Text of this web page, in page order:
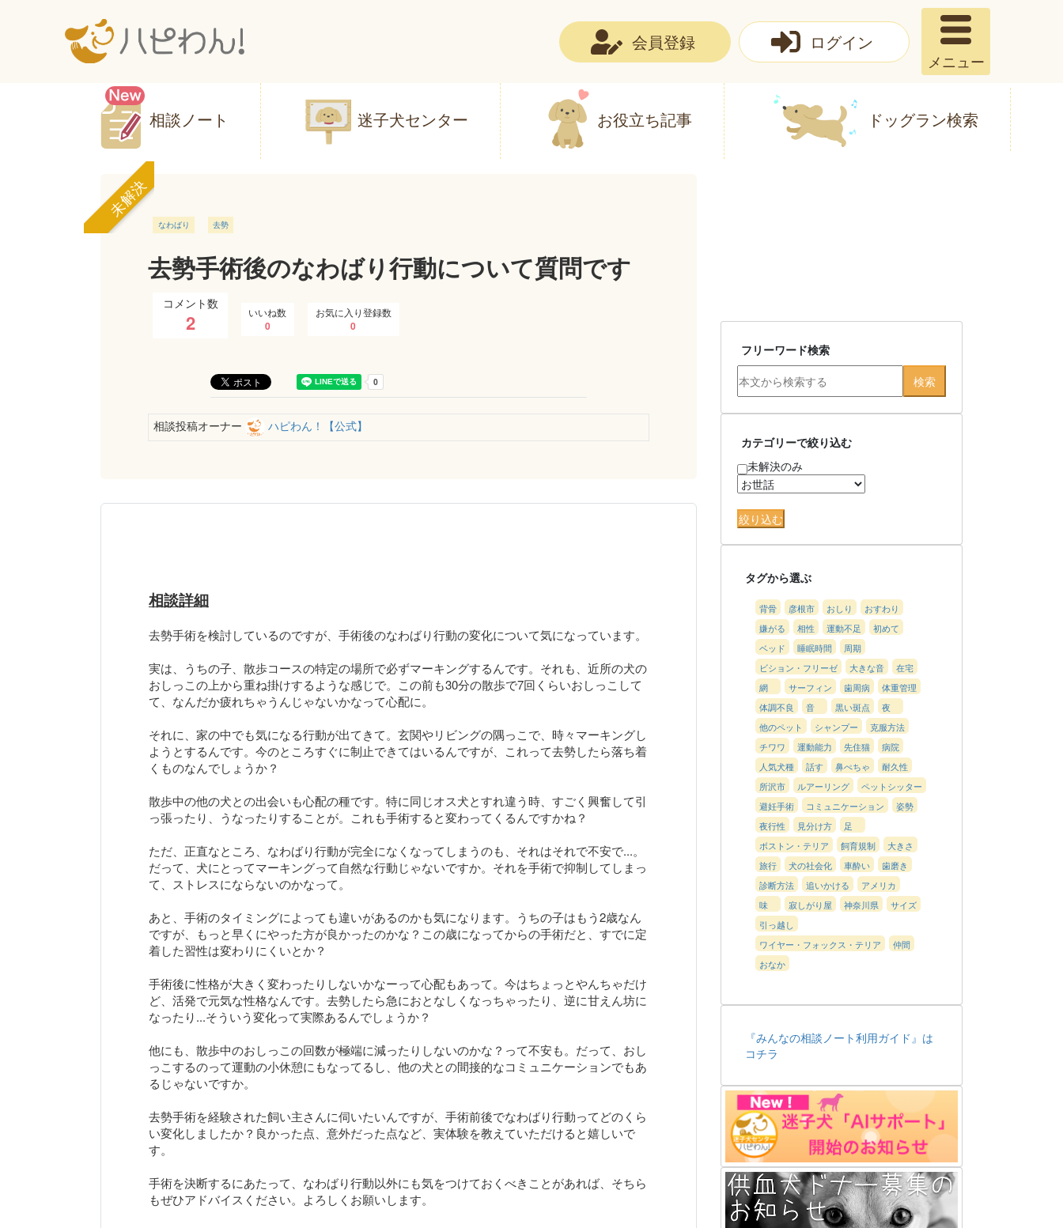
会員登録 ログイン
メニュー
相談ノート 迷子犬センター お役立ち記事 ドッグラン検索
未解決
なわばり 去勢
去勢手術後のなわばり行動について質問です
コメント数
2 いいね数
0
お気に入り登録数
0
相談投稿オーナー ハピわん！【公式】
相談詳細
去勢手術を検討しているのですが、手術後のなわばり行動の変化について気になっています。
実は、うちの子、散歩コースの特定の場所で必ずマーキングするんです。それも、近所の犬の
おしっこの上から重ね掛けするような感じで。この前も30分の散歩で7回くらいおしっこして
て、なんだか疲れちゃうんじゃないかなって心配に。
それに、家の中でも気になる行動が出てきて。玄関やリビングの隅っこで、時々マーキングし
ようとするんです。今のところすぐに制止できてはいるんですが、これって去勢したら落ち着
くものなんでしょうか？
散歩中の他の犬との出会いも心配の種です。特に同じオス犬とすれ違う時、すごく興奮して引
っ張ったり、うなったりすることが。これも手術すると変わってくるんですかね？
ただ、正直なところ、なわばり行動が完全になくなってしまうのも、それはそれで不安で...。
だって、犬にとってマーキングって自然な行動じゃないですか。それを手術で抑制してしまっ
て、ストレスにならないのかなって。
あと、手術のタイミングによっても違いがあるのかも気になります。うちの子はもう2歳なん
ですが、もっと早くにやった方が良かったのかな？この歳になってからの手術だと、すでに定
着した習性は変わりにくいとか？
手術後に性格が大きく変わったりしないかなーって心配もあって。今はちょっとやんちゃだけ
ど、活発で元気な性格なんです。去勢したら急におとなしくなっちゃったり、逆に甘えん坊に
なったり...そういう変化って実際あるんでしょうか？
他にも、散歩中のおしっこの回数が極端に減ったりしないのかな？って不安も。だって、おし
っこするのって運動の小休憩にもなってるし、他の犬との間接的なコミュニケーションでもあ
るじゃないですか。
去勢手術を経験された飼い主さんに伺いたいんですが、手術前後でなわばり行動ってどのくら
い変化しましたか？良かった点、意外だった点など、実体験を教えていただけると嬉しいで
す。
手術を決断するにあたって、なわばり行動以外にも気をつけておくべきことがあれば、そちら
もぜひアドバイスください。よろしくお願いします。
フリーワード検索
カテゴリーで絞り込む
未解決のみ
タグから選ぶ
背骨 彦根市 おしり
おすわり
嫌がる
相性 運動不足
初めて
ベッド
睡眠時間
周期
ビション・フリーゼ
大きな音
在宅
網
サーフィン 歯周病
体重管理
体調不良
音 黒い斑点
夜
他のペット
シャンプー
克服方法
チワワ
運動能力 先住猫
病院
人気犬種
話す 鼻ぺちゃ
耐久性
所沢市
ルアーリング
ペットシッター
避妊手術
コミュニケーション
姿勢
夜行性
見分け方
足
ボストン・テリア
飼育規制
大きさ
旅行
犬の社会化 車酔い
歯磨き
診断方法
追いかける
アメリカ
味
寂しがり屋 神奈川県
サイズ
引っ越し
ワイヤー・フォックス・テリア
仲間
おなか
『みんなの相談ノート利用ガイド』は
コチラ